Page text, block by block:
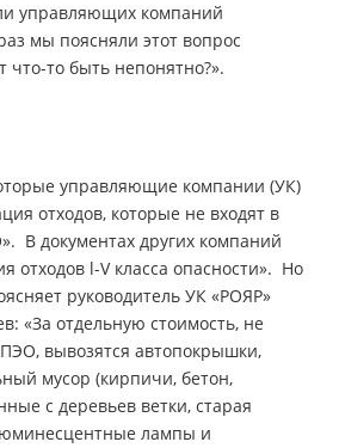
управляющих компаний
мы поясняли этот вопрос
то быть непонятно?».
управляющие компании (УК)
отходов, которые не входят в
В документах других компаний
отходов l-V класса опасности». Но
руководитель УК «РОЯР»
«За отдельную стоимость, не
вывозятся автопокрышки,
мусор (кирпичи, бетон,
с деревьев ветки, старая
лампы и